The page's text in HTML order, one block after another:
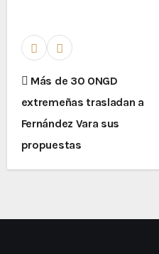
Más de 30 ONGD
extremeñas trasladan a
Fernández Vara sus
propuestas